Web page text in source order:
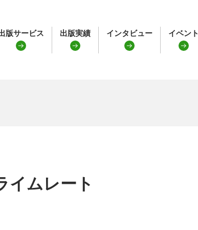
版サービス 出版実績 インタビュー イベント
イムレート